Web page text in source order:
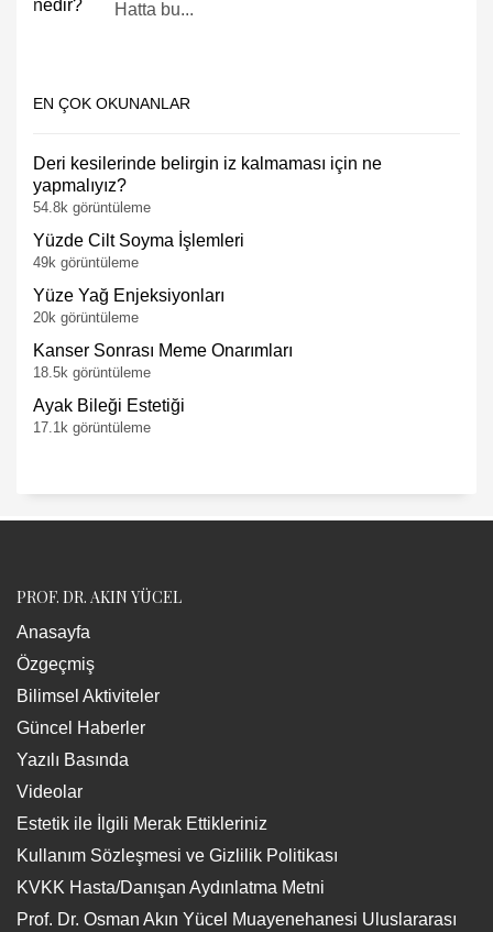
Hatta bu...
EN ÇOK OKUNANLAR
Deri kesilerinde belirgin iz kalmaması için ne
yapmalıyız?
54.8k görüntüleme
Yüzde Cilt Soyma İşlemleri
49k görüntüleme
Yüze Yağ Enjeksiyonları
20k görüntüleme
Kanser Sonrası Meme Onarımları
18.5k görüntüleme
Ayak Bileği Estetiği
17.1k görüntüleme
PROF. DR. AKIN YÜCEL
Anasayfa
Özgeçmiş
Bilimsel Aktiviteler
Güncel Haberler
Yazılı Basında
Videolar
Estetik ile İlgili Merak Ettikleriniz
Kullanım Sözleşmesi ve Gizlilik Politikası
KVKK Hasta/Danışan Aydınlatma Metni
Prof. Dr. Osman Akın Yücel Muayenehanesi Uluslararası